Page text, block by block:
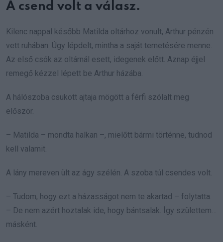
A csend volt a válasz.
Kilenc nappal később Matilda oltárhoz vonult, Arthur pénzén
vett ruhában. Úgy lépdelt, mintha a saját temetésére menne.
Az első csók az oltárnál esett, idegenek előtt. Aznap éjjel
remegő kézzel lépett be Arthur házába.
A hálószoba csukott ajtaja mögött a férfi szólalt meg
először.
– Matilda – mondta halkan –, mielőtt bármi történne, tudnod
kell valamit.
A lány mereven ült az ágy szélén. A szoba túl csendes volt.
– Tudom, hogy ezt a házasságot nem te akartad – folytatta.
– De nem azért hoztalak ide, hogy bántsalak. Így születtem…
másként.